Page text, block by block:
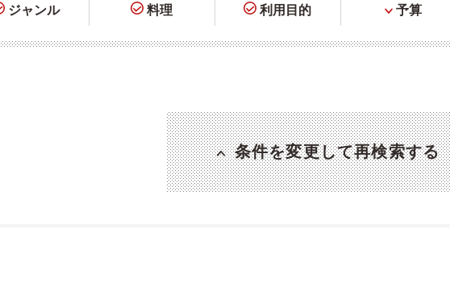
ジャンル 料理 利用目的 予算
条件を変更して再検索する